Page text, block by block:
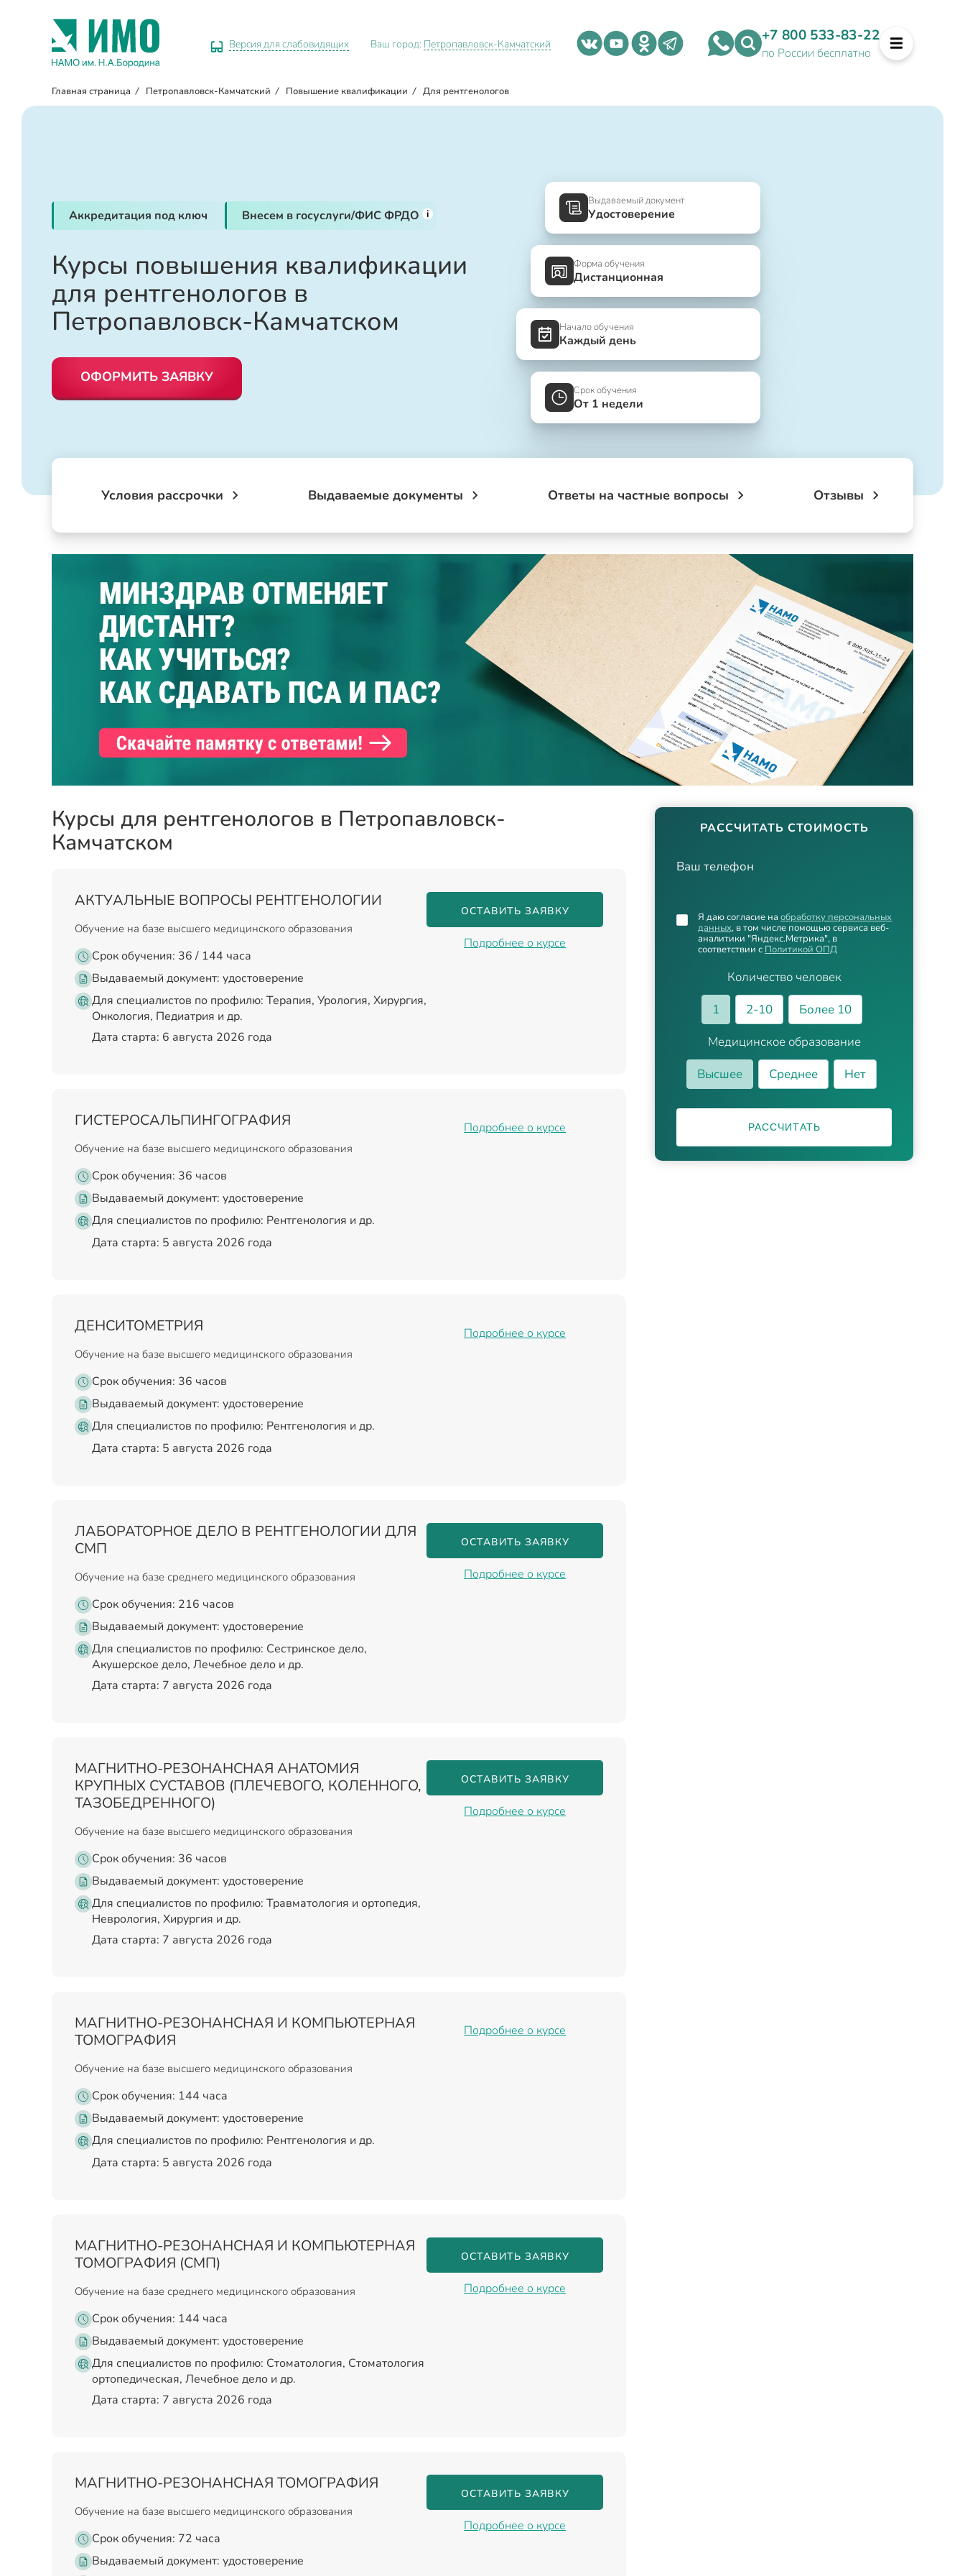
Версия для слабовидящих Ваш город: Петропавловск-Камчатский +7 800 533-83-22
по России бесплатно
Главная страница / Петропавловск-Камчатский / Повышение квалификации / Для рентгенологов
Аккредитация под ключ Внесем в госуслуги/ФИС ФРДО i
Курсы повышения квалификации
для рентгенологов в
Петропавловск-Камчатском
ОФОРМИТЬ ЗАЯВКУ
Выдаваемый документ
Удостоверение
Форма обучения
Дистанционная
Начало обучения
Каждый день
Срок обучения
От 1 недели
Условия рассрочки Выдаваемые документы Ответы на частные вопросы Отзывы
РАССЧИТАТЬ СТОИМОСТЬ
Ваш телефон
Количество человек
1
2-10
Более 10
Медицинское образование
Высшее
Среднее Нет
Я даю согласие на обработку персональных
данных, в том числе помощью сервиса веб-
аналитики "Яндекс.Метрика", в
соответствии с Политикой ОПД
РАССЧИТАТЬ
Курсы для рентгенологов в Петропавловск-
Камчатском
АКТУАЛЬНЫЕ ВОПРОСЫ РЕНТГЕНОЛОГИИ
Обучение на базе высшего медицинского образования
Срок обучения: 36 / 144 часа
Выдаваемый документ: удостоверение
Для специалистов по профилю: Терапия, Урология, Хирургия,
Онкология, Педиатрия и др.
Дата старта: 6 августа 2026 года
ОСТАВИТЬ ЗАЯВКУ
Подробнее о курсе
ГИСТЕРОСАЛЬПИНГОГРАФИЯ
Обучение на базе высшего медицинского образования
Срок обучения: 36 часов
Выдаваемый документ: удостоверение
Для специалистов по профилю: Рентгенология и др.
Дата старта: 5 августа 2026 года
Подробнее о курсе
ДЕНСИТОМЕТРИЯ
Обучение на базе высшего медицинского образования
Срок обучения: 36 часов
Выдаваемый документ: удостоверение
Для специалистов по профилю: Рентгенология и др.
Дата старта: 5 августа 2026 года
Подробнее о курсе
ЛАБОРАТОРНОЕ ДЕЛО В РЕНТГЕНОЛОГИИ ДЛЯ
СМП
Обучение на базе среднего медицинского образования
Срок обучения: 216 часов
Выдаваемый документ: удостоверение
Для специалистов по профилю: Сестринское дело,
Акушерское дело, Лечебное дело и др.
Дата старта: 7 августа 2026 года
ОСТАВИТЬ ЗАЯВКУ
Подробнее о курсе
МАГНИТНО-РЕЗОНАНСНАЯ АНАТОМИЯ
КРУПНЫХ СУСТАВОВ (ПЛЕЧЕВОГО, КОЛЕННОГО,
ТАЗОБЕДРЕННОГО)
Обучение на базе высшего медицинского образования
Срок обучения: 36 часов
Выдаваемый документ: удостоверение
Для специалистов по профилю: Травматология и ортопедия,
Неврология, Хирургия и др.
Дата старта: 7 августа 2026 года
ОСТАВИТЬ ЗАЯВКУ
Подробнее о курсе
МАГНИТНО-РЕЗОНАНСНАЯ И КОМПЬЮТЕРНАЯ
ТОМОГРАФИЯ
Обучение на базе высшего медицинского образования
Срок обучения: 144 часа
Выдаваемый документ: удостоверение
Для специалистов по профилю: Рентгенология и др.
Дата старта: 5 августа 2026 года
Подробнее о курсе
МАГНИТНО-РЕЗОНАНСНАЯ И КОМПЬЮТЕРНАЯ
ТОМОГРАФИЯ (СМП)
Обучение на базе среднего медицинского образования
Срок обучения: 144 часа
Выдаваемый документ: удостоверение
Для специалистов по профилю: Стоматология, Стоматология
ортопедическая, Лечебное дело и др.
Дата старта: 7 августа 2026 года
ОСТАВИТЬ ЗАЯВКУ
Подробнее о курсе
МАГНИТНО-РЕЗОНАНСНАЯ ТОМОГРАФИЯ
Обучение на базе высшего медицинского образования
Срок обучения: 72 часа
Выдаваемый документ: удостоверение
ОСТАВИТЬ ЗАЯВКУ
Подробнее о курсе